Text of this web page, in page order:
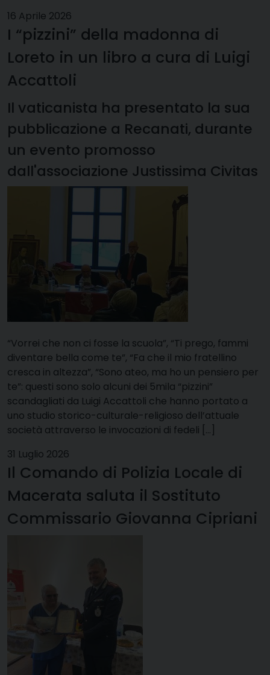
16 Aprile 2026
I “pizzini” della madonna di
Loreto in un libro a cura di Luigi
Accattoli
Il vaticanista ha presentato la sua
pubblicazione a Recanati, durante
un evento promosso
dall'associazione Justissima Civitas
“Vorrei che non ci fosse la scuola”, “Ti prego, fammi
diventare bella come te”, “Fa che il mio fratellino
cresca in altezza”, “Sono ateo, ma ho un pensiero per
te”: questi sono solo alcuni dei 5mila “pizzini”
scandagliati da Luigi Accattoli che hanno portato a
uno studio storico-culturale-religioso dell’attuale
società attraverso le invocazioni di fedeli […]
31 Luglio 2026
Il Comando di Polizia Locale di
Macerata saluta il Sostituto
Commissario Giovanna Cipriani